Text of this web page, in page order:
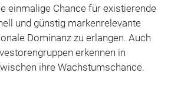
einmalige Chance für existierende
und günstig markenrelevante
Dominanz zu erlangen. Auch
erkennen in
ihre Wachstumschance.